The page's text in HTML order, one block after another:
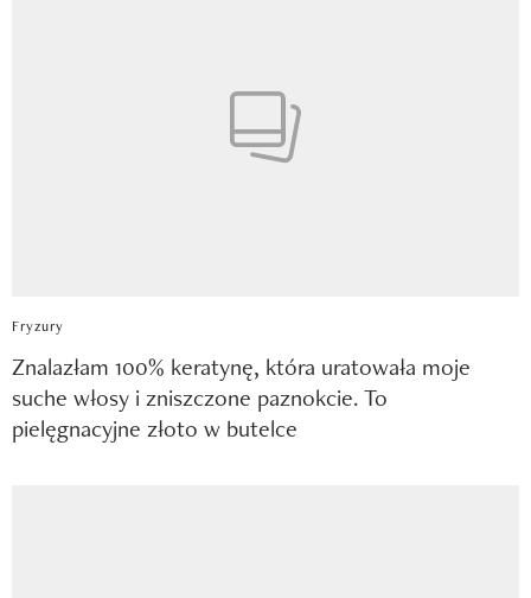
Fryzury
Znalazłam 100% keratynę, która uratowała moje
suche włosy i zniszczone paznokcie. To
pielęgnacyjne złoto w butelce